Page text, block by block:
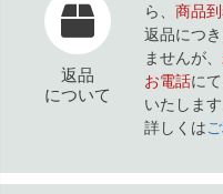
返品
について
ら、 商品
返品につ
ませんが、
お電話に
いたします
詳しくは